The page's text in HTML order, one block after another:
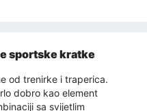
sportske kratke
od trenirke i traperica.
dobro kao element
sa svijetlim